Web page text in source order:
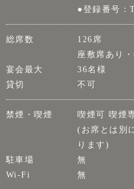
●登録番号：
総席数
126席
座敷席あり
宴会最大
36名様
貸切
不可
禁煙・喫煙
喫煙可 喫煙
(お席とは別
ります)
駐車場
無
Wi-Fi
無